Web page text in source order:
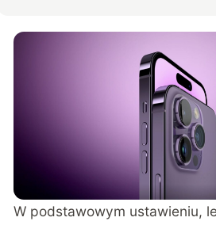
W podstawowym ustawieniu,